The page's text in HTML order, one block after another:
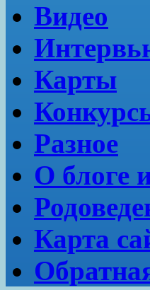
Видео
Карты
Разное
О блоге
Карта